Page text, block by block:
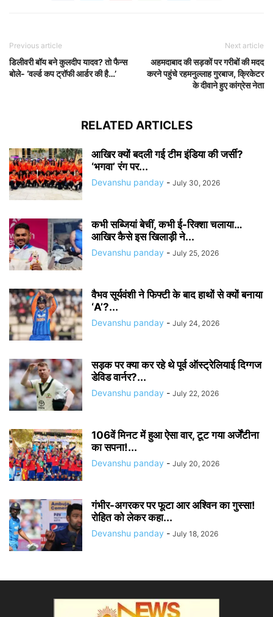
Previous article
डिलीवरी बॉय बने कुलदीप यादव? तो फैन्स
बोले- ‘वर्ल्ड कप ट्रॉफी आर्डर की है…’
Next article
अहमदाबाद की सड़कों पर गरीबों की मदद
करने पहुंचे रहमनुल्लाह गुरबाज, क्रिकेटर
के दीवाने हुए कांग्रेस नेता
RELATED ARTICLES
आखिर क्यों बदली गई टीम इंडिया की जर्सी?
‘भगवा’ रंग पर...
Devanshu panday - July 30, 2026
कभी सब्जियां बेचीं, कभी ई-रिक्शा चलाया…
आखिर कैसे इस खिलाड़ी ने...
Devanshu panday - July 25, 2026
वैभव सूर्यवंशी ने फिफ्टी के बाद हाथों से क्यों बनाया
‘A’?...
Devanshu panday - July 24, 2026
सड़क पर क्या कर रहे थे पूर्व ऑस्ट्रेलियाई दिग्गज
डेविड वार्नर?...
Devanshu panday - July 22, 2026
106वें मिनट में हुआ ऐसा वार, टूट गया अर्जेंटीना
का सपना!...
Devanshu panday - July 20, 2026
गंभीर-अगरकर पर फूटा आर अश्विन का गुस्सा!
रोहित को लेकर कहा...
Devanshu panday - July 18, 2026